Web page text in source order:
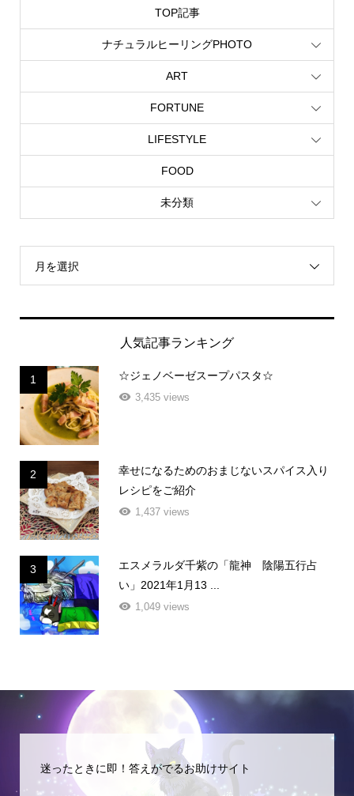
TOP記事
ナチュラルヒーリングPHOTO
ART
FORTUNE
LIFESTYLE
FOOD
未分類
月を選択
人気記事ランキング
1 ☆ジェノベーゼスープパスタ☆
3,435 views
2
幸せになるためのおまじないスパイス入り
レシピをご紹介
1,437 views
3
エスメラルダ千紫の「龍神 陰陽五行占
い」2021年1月13 ...
1,049 views
迷ったときに即！答えがでるお助けサイト